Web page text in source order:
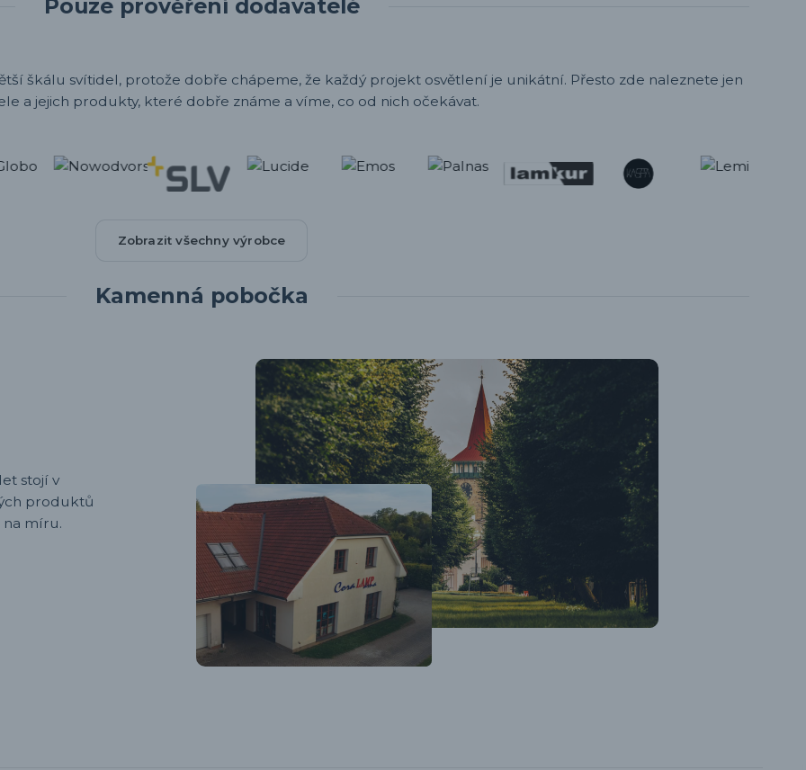
Pouze prověření dodavatelé
škálu svítidel, protože dobře chápeme, že každý projekt osvětlení je unikátní. Přesto zde naleznete jen
a jejich produkty, které dobře známe a víme, co od nich očekávat.
Zobrazit všechny výrobce
Kamenná pobočka
stojí v
produktů
na míru.